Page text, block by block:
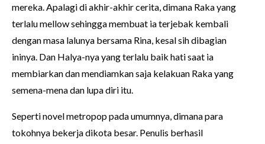
mereka. Apalagi di akhir-akhir cerita, dimana Raka yang
terlalu mellow sehingga membuat ia terjebak kembali
dengan masa lalunya bersama Rina, kesal sih dibagian
ininya. Dan Halya-nya yang terlalu baik hati saat ia
membiarkan dan mendiamkan saja kelakuan Raka yang
semena-mena dan lupa diri itu.
Seperti novel metropop pada umumnya, dimana para
tokohnya bekerja dikota besar. Penulis berhasil